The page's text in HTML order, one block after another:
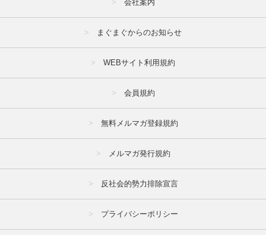
会社案内
まぐまぐからのお知らせ
WEBサイト利用規約
会員規約
無料メルマガ登録規約
メルマガ発行規約
反社会的勢力排除宣言
プライバシーポリシー